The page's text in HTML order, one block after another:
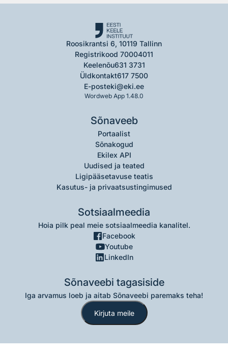
Roosikrantsi 6, 10119 Tallinn
Registrikood 70004011
Keelenõu631 3731
Üldkontakt617 7500
E-posteki@eki.ee
Wordweb App 1.48.0
Sõnaveeb
Portaalist
Sõnakogud
Ekilex API
Uudised ja teated
Ligipääsetavuse teatis
Kasutus- ja privaatsustingimused
Sotsiaalmeedia
Hoia pilk peal meie sotsiaalmeedia kanalitel.
Facebook
Youtube
LinkedIn
Sõnaveebi tagasiside
Iga arvamus loeb ja aitab Sõnaveebi paremaks teha!
Kirjuta meile